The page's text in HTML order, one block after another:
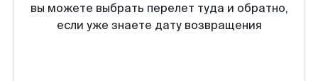
вы можете выбрать перелет туда и обратно,
если уже знаете дату возвращения